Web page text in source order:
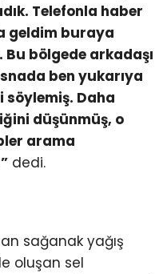
Telefonla haber
geldim buraya
bölgede arkadaşı
ben yukarıya
söylemiş. Daha
düşünmüş, o
arama
dedi.
sağanak yağış
oluşan sel